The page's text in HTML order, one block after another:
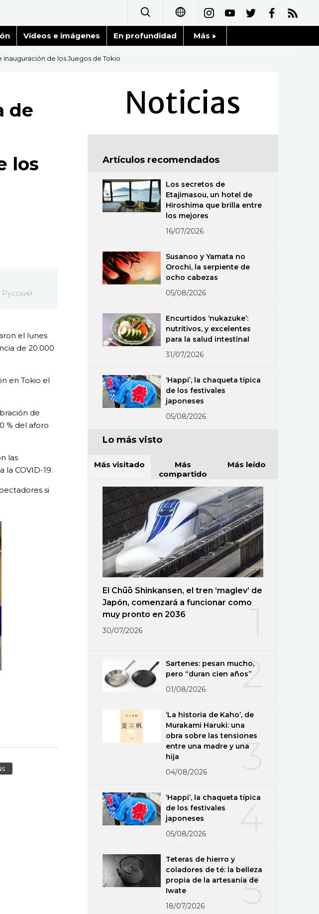
日本語
简体字
繁體字
العربية
Русский
Vídeos e imágenes En profundidad Más
Fragmentos de Japón
Gente
Blog
Tokio
Avisos
de los Juegos de Tokio
de
los
Русский
el lunes
de 20.000
en Tokio el
de
% del aforo
las
COVID-19.
si
Noticias
Artículos recomendados
Los secretos de
Etajimasou, un hotel de
Hiroshima que brilla entre
los mejores
16/07/2026
Susanoo y Yamata no
Orochi, la serpiente de
ocho cabezas
05/08/2026
Encurtidos ‘nukazuke’:
nutritivos, y excelentes
para la salud intestinal
31/07/2026
‘Happi’, la chaqueta típica
de los festivales
japoneses
05/08/2026
Lo más visto
Más visitado
Más
compartido
Más leído
El Chūō Shinkansen, el tren ‘maglev’ de
Japón, comenzará a funcionar como
muy pronto en 2036
30/07/2026
2
Sartenes: pesan mucho,
pero “duran cien años”
01/08/2026
3
‘La historia de Kaho’, de
Murakami Haruki: una
obra sobre las tensiones
entre una madre y una
hija
04/08/2026
4
‘Happi’, la chaqueta típica
de los festivales
japoneses
05/08/2026
5
Teteras de hierro y
coladores de té: la belleza
propia de la artesanía de
Iwate
18/07/2026